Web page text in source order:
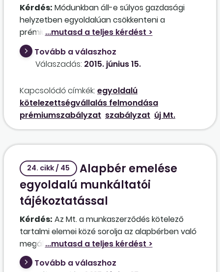
Kérdés: Módunkban áll-e súlyos gazdasági
helyzetben egyoldalúan csökkenteni a
prémiumszabályzatban egyoldalúan
megállapított prémiumot, illetve szükség
esetén esetlegesen megszüntetni azt a
munkahelyek megtartása és a létszámleépítés
Tovább a válaszhoz
Válaszadás: 2015. június 15.
Kapcsolódó címkék: egyoldalú
kötelezettségvállalás felmondása
prémiumszabályzat szabályzat új Mt.
24. cikk / 45
Alapbér emelése
egyoldalú munkáltatói
tájékoztatással
Kérdés: Az Mt. a munkaszerződés kötelező
tartalmi elemei közé sorolja az alapbérben való
megállapodást. Emellett a munkaszerződést
írásban kell megkötni, és mivel a megkötésre is
a módosításra vonatkozó szabályok
Tovább a válaszhoz